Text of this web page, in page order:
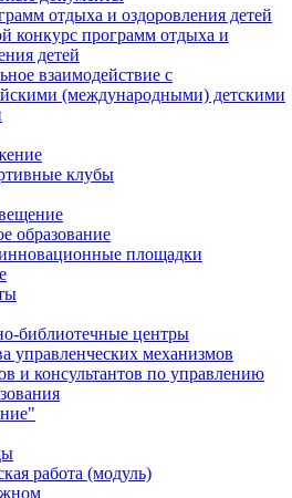
отдыха и оздоровления детей
конкурс программ отдыха и
детей
взаимодействие с
(международными) детскими
клубы
образование
площадки
библиотечные центры
управленческих механизмов
и консультантов по управлению
работа (модуль)